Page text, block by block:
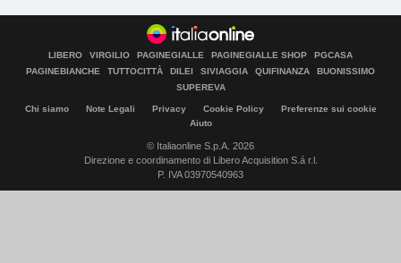
LIBERO VIRGILIO PAGINEGIALLE PAGINEGIALLE SHOP
PGCASA
PAGINEBIANCHE
TUTTOCITTÀ DILEI SIVIAGGIA QUIFINANZA
BUONISSIMO
SUPEREVA
Chi siamo Note Legali Privacy Cookie Policy
Preferenze sui cookie
Aiuto
© Italiaonline S.p.A. 2026
Direzione e coordinamento di Libero Acquisition S.á r.l.
P. IVA 03970540963